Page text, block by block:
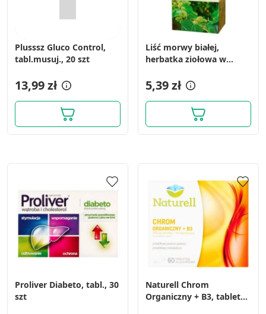
Plusssz Gluco Control,
tabl.musuj., 20 szt
13,99 zł
Liść morwy białej,
herbatka ziołowa w
(Flos)
5,39 zł
Proliver Diabeto, tabl., 30
szt
Naturell Chrom
Organiczny + B3, tabletki